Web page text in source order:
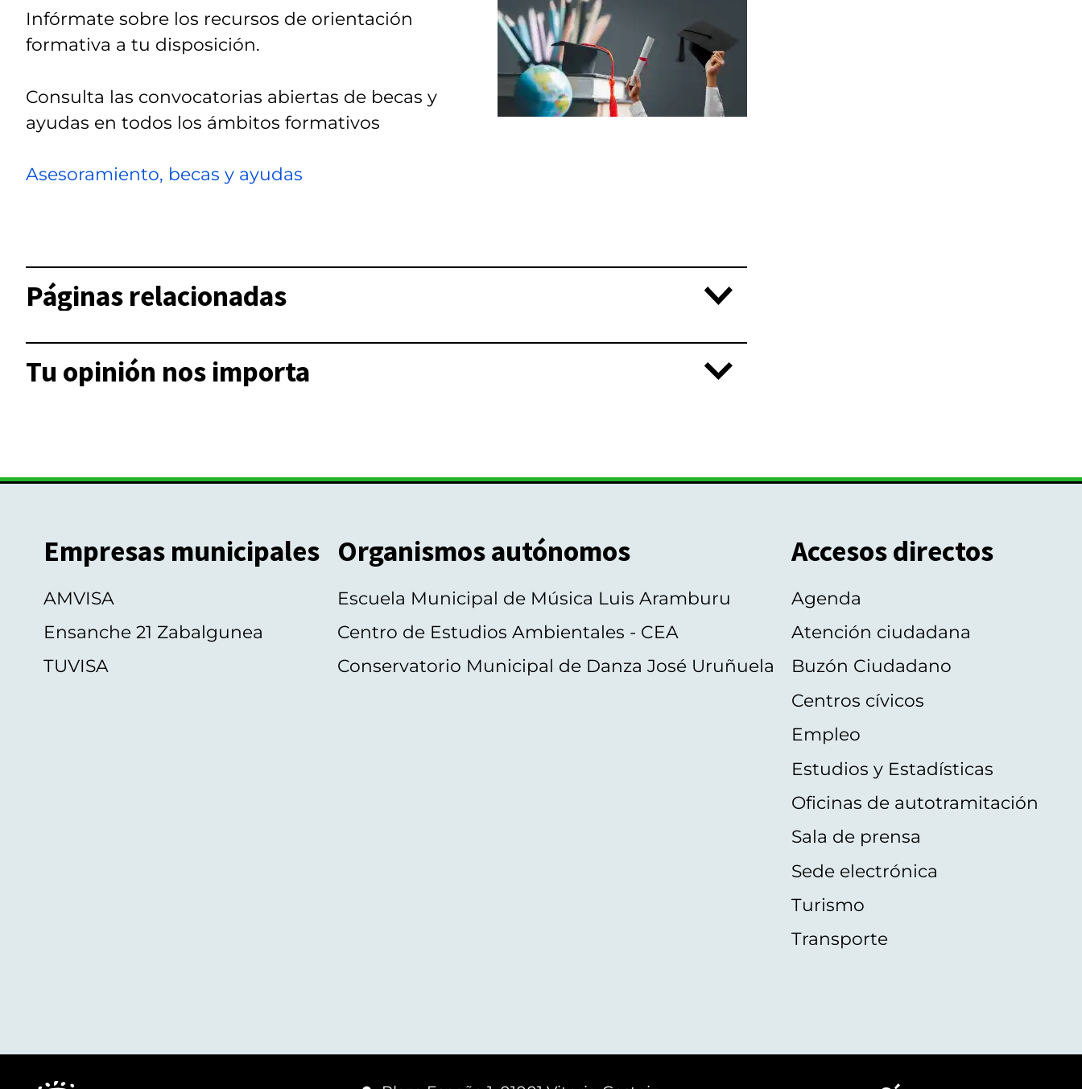
Infórmate sobre los recursos de orientación
formativa a tu disposición.
Consulta las convocatorias abiertas de becas y
ayudas en todos los ámbitos formativos
Asesoramiento, becas y ayudas
Páginas relacionadas
Tu opinión nos importa
Empresas municipales
AMVISA
Ensanche 21 Zabalgunea
TUVISA
Organismos autónomos
Escuela Municipal de Música Luis Aramburu
Centro de Estudios Ambientales - CEA
Conservatorio Municipal de Danza José Uruñuela
Accesos directos
Agenda
Atención ciudadana
Buzón Ciudadano
Centros cívicos
Empleo
Estudios y Estadísticas
Oficinas de autotramitación
Sala de prensa
Sede electrónica
Turismo
Transporte